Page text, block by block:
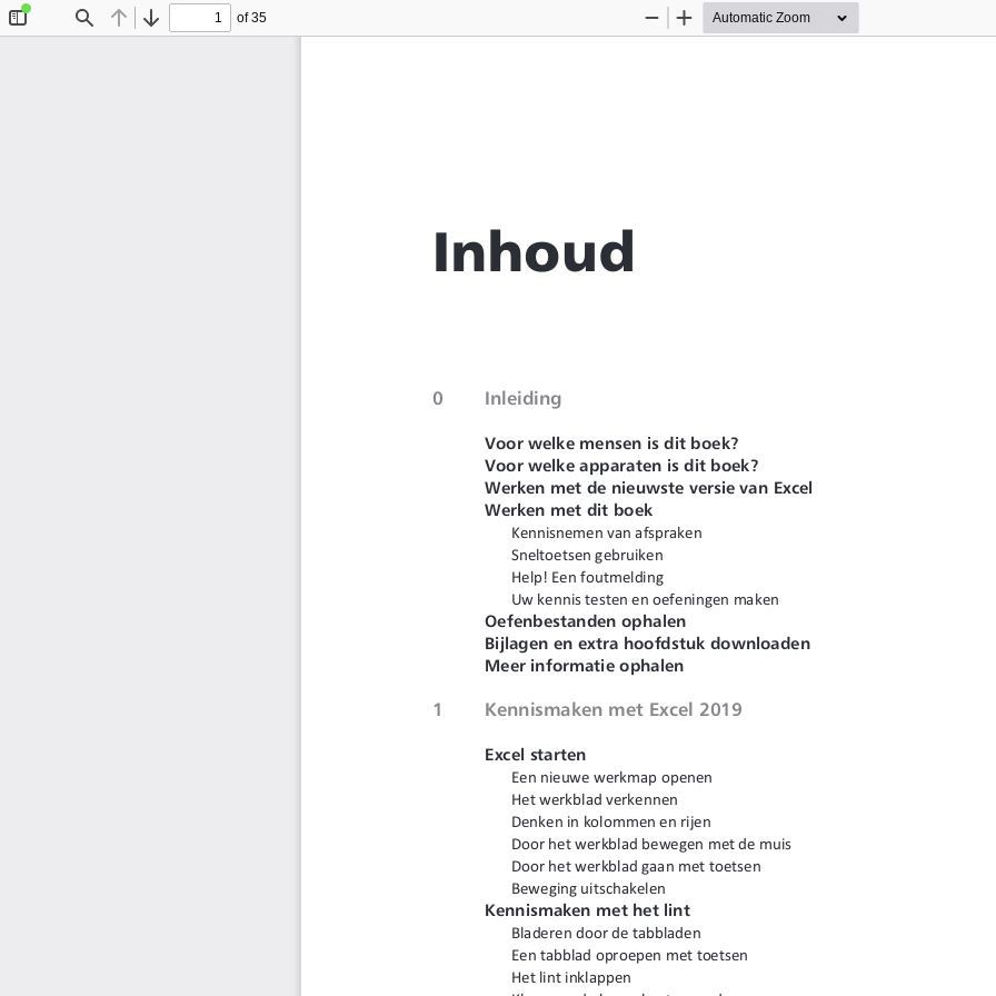
Find Previous
Next
of 35
Zoom
Zoom
Inhoud
0 Inleiding
Voor welke mensen is dit boek?
Voor welke apparaten is dit boek?
Werken met de nieuwste versie van Excel
Werken met dit boek
Kennisnemen van afspraken
Sneltoetsen gebruiken
Help! Een foutmelding
Uw kennis testen en oefeningen maken
Oefenbestanden ophalen
Bijlagen en extra hoofdstuk downloaden
Meer informatie ophalen
1 Kennismaken met Excel 2019
Excel starten
Een nieuwe werkmap openen
Het werkblad verkennen
Denken in kolommen en rijen
Door het werkblad bewegen met de muis
Door het werkblad gaan met toetsen
Beweging uitschakelen
Kennismaken met het lint
Bladeren door de tabbladen
Een tabblad oproepen met toetsen
Het lint inklappen